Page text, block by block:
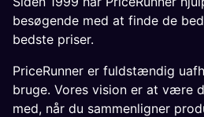
besøgende med at finde de
bedste priser.
PriceRunner er fuldstændig
bruge. Vores vision er at være
med, når du sammenligner